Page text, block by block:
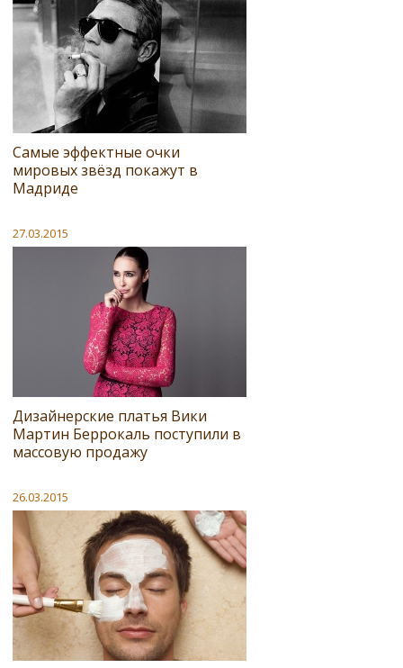
Самые эффектные очки
мировых звёзд покажут в
Мадриде
27.03.2015
Дизайнерские платья Вики
Мартин Беррокаль поступили в
массовую продажу
26.03.2015